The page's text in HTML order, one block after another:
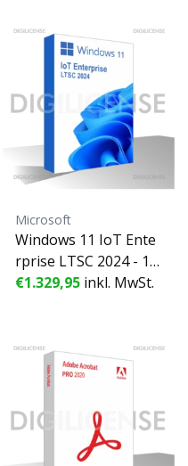
Microsoft
Windows 11 IoT Ente
rprise LTSC 2024 - 1
Gerät - Unbefristete
€1.329,95 inkl. MwSt.